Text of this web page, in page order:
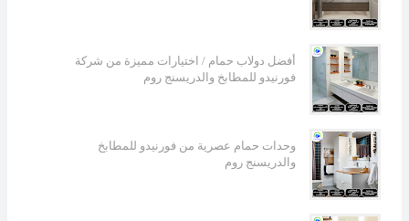
أفضل دولاب حمام / اختيارات مميزة من شركة
فورنيدو للمطابخ والدريسنج روم
وحدات حمام عصرية من فورنيدو للمطابخ
والدريسنج روم